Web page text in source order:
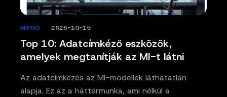
Top 10: Adatcímkéző eszközök,
amelyek megtanítják az MI-t látni
MIPRO 2025-10-15
Az adatcímkézés az MI-modellek láthatatlan
alapja. Ez az a háttérmunka, ami nélkül a